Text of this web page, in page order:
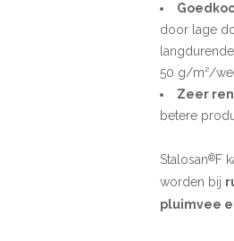
door lage
50 g/m²/
Zeer
betere
Stalosan®F
worden bij
pluimvee